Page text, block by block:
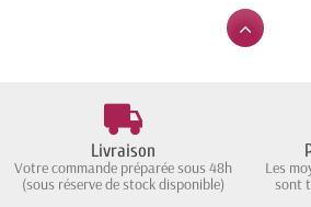
Livraison
Votre commande préparée sous 48h
(sous réserve de stock disponible)
Les
sont